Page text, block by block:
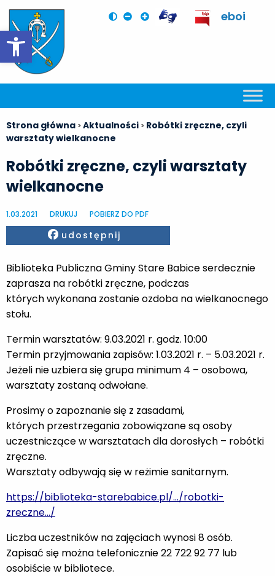
Otwórz pasek narzędzi
eboi
Strona główna >Aktualności > Robótki zręczne, czyli
warsztaty wielkanocne
Robótki zręczne, czyli warsztaty
wielkanocne
1.03.2021 DRUKUJ POBIERZ DO PDF
Facebook
udostępnij
Biblioteka Publiczna Gminy Stare Babice serdecznie
zaprasza na robótki zręczne, podczas
których wykonana zostanie ozdoba na wielkanocnego
stołu.
Termin warsztatów: 9.03.2021 r. godz. 10:00
Termin przyjmowania zapisów: 1.03.2021 r. – 5.03.2021 r.
Jeżeli nie uzbiera się grupa minimum 4 – osobowa,
warsztaty zostaną odwołane.
Prosimy o zapoznanie się z zasadami,
których przestrzegania zobowiązane są osoby
uczestniczące w warsztatach dla dorosłych – robótki
zręczne.
Warsztaty odbywają się w reżimie sanitarnym.
https://biblioteka-starebabice.pl/…/robotki-
zreczne…/
Liczba uczestników na zajęciach wynosi 8 osób.
Zapisać się można telefonicznie 22 722 92 77 lub
osobiście w bibliotece.